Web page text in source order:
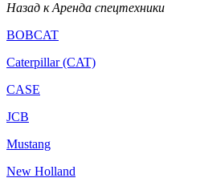
Назад к Аренда спецтехники
BOBCAT
Caterpillar (CAT)
CASE
JCB
Mustang
New Holland